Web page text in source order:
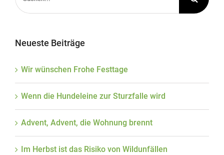
nach:
Neueste Beiträge
Wir wünschen Frohe Festtage
Wenn die Hundeleine zur Sturzfalle wird
Advent, Advent, die Wohnung brennt
Im Herbst ist das Risiko von Wildunfällen